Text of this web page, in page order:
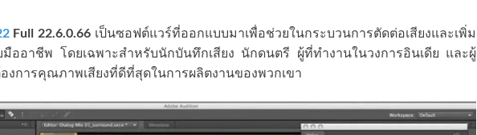
Full 22.6.0.66 เป็นซอฟต์แวร์ที่ออกแบบมาเพื่อช่วยในกระบวนการตัดต่อเสียงและเพิ่ม
มืออาชีพ โดยเฉพาะสำหรับนักบันทึกเสียง นักดนตรี ผู้ที่ทำงานในวงการอินเดีย และผู้
งการคุณภาพเสียงที่ดีที่สุดในการผลิตงานของพวกเขา